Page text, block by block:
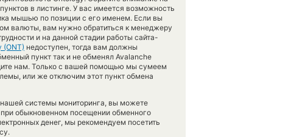
в листинге. У вас имеется возможность
мышью по позиции с его именем. Если вы
валюты, вам нужно обратиться к менеджеру
и на данной стадии работы сайта-
(ONT) недоступен, тогда вам должны
пункт так и не обменял Avalanche
нам. Только с вашей помощью мы сумеем
или же отключим этот пункт обмена
системы мониторинга, вы можете
обыкновенном посещении обменного
денег, мы рекомендуем посетить